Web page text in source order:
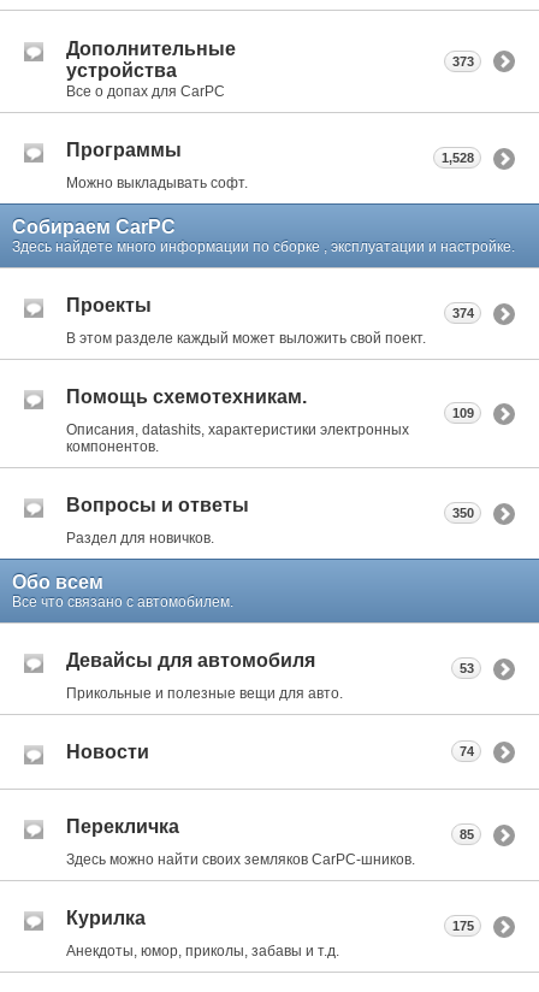
Дополнительные
устройства
Все о допах для CarPC
373
Программы
Можно выкладывать софт.
1,528
Собираем CarPC
Здесь найдете много информации по сборке , эксплуатации и настройке.
Проекты
В этом разделе каждый может выложить свой поект.
374
Помощь схемотехникам.
Описания, datashits, характеристики электронных
компонентов.
109
Вопросы и ответы
Раздел для новичков.
350
Обо всем
Все что связано с автомобилем.
Девайсы для автомобиля
Прикольные и полезные вещи для авто.
53
Новости 74
Перекличка
Здесь можно найти своих земляков CarPC-шников.
85
Курилка
Анекдоты, юмор, приколы, забавы и т.д.
175